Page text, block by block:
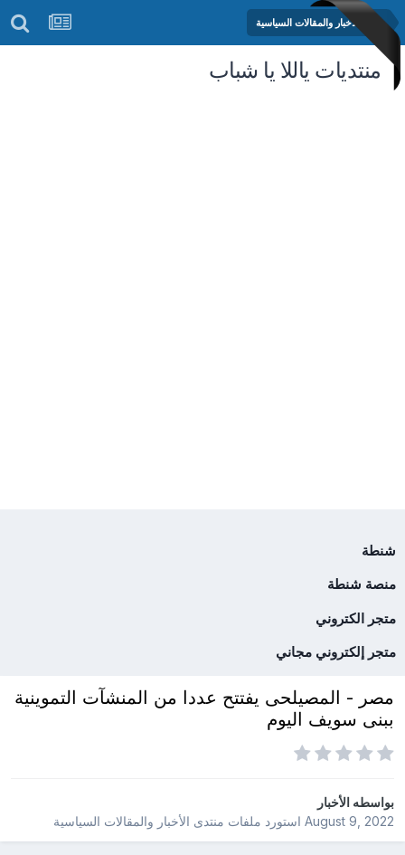
منتدى الأخبار والمقالات السياسية
منتديات ياللا يا شباب
شنطة
منصة شنطة
متجر الكتروني
متجر إلكتروني مجاني
مصر - المصيلحى يفتتح عددا من المنشآت التموينية
ببنى سويف اليوم
بواسطهالأخبار
August 9, 2022استورد ملفات منتدى الأخبار والمقالات السياسية